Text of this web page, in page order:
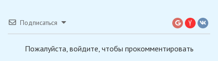
Подписаться
Пожалуйста, войдите, чтобы прокомментировать